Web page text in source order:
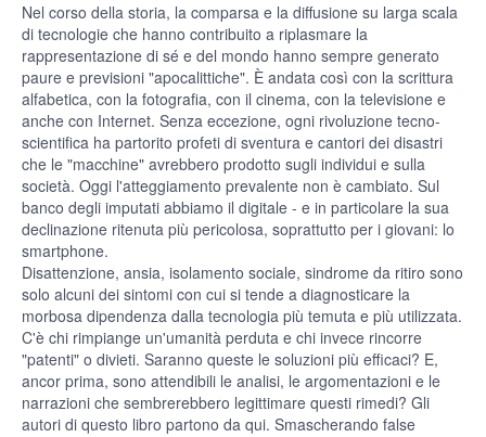
Nel corso della storia, la comparsa e la diffusione su larga scala
di tecnologie che hanno contribuito a riplasmare la
rappresentazione di sé e del mondo hanno sempre generato
paure e previsioni "apocalittiche". È andata così con la scrittura
alfabetica, con la fotografia, con il cinema, con la televisione e
anche con Internet. Senza eccezione, ogni rivoluzione tecno-
scientifica ha partorito profeti di sventura e cantori dei disastri
che le "macchine" avrebbero prodotto sugli individui e sulla
società. Oggi l'atteggiamento prevalente non è cambiato. Sul
banco degli imputati abbiamo il digitale - e in particolare la sua
declinazione ritenuta più pericolosa, soprattutto per i giovani: lo
smartphone.
Disattenzione, ansia, isolamento sociale, sindrome da ritiro sono
solo alcuni dei sintomi con cui si tende a diagnosticare la
morbosa dipendenza dalla tecnologia più temuta e più utilizzata.
C'è chi rimpiange un'umanità perduta e chi invece rincorre
"patenti" o divieti. Saranno queste le soluzioni più efficaci? E,
ancor prima, sono attendibili le analisi, le argomentazioni e le
narrazioni che sembrerebbero legittimare questi rimedi? Gli
autori di questo libro partono da qui. Smascherando false